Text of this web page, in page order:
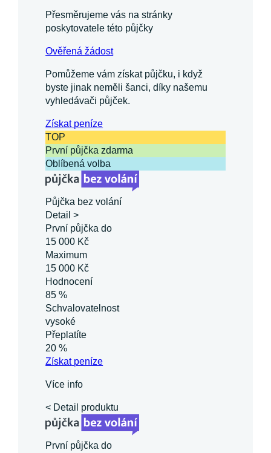
Přesměrujeme vás na stránky
poskytovatele této půjčky
Ověřená žádost
Pomůžeme vám získat půjčku, i když
byste jinak neměli šanci, díky našemu
vyhledávači půjček.
Získatpeníze
TOP
První půjčka zdarma
Oblíbená volba
Půjčka bez volání
Detail >
První půjčka do
15 000 Kč
Maximum
15 000 Kč
Hodnocení
85 %
Schvalovatelnost
vysoké
Přeplatíte
20 %
Získatpeníze
Více info
< Detail produktu
První půjčka do